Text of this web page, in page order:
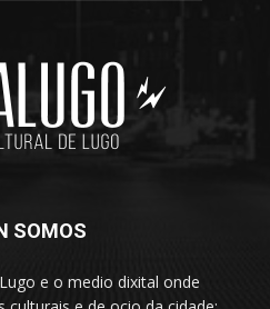
SOMOS
e o medio dixital onde